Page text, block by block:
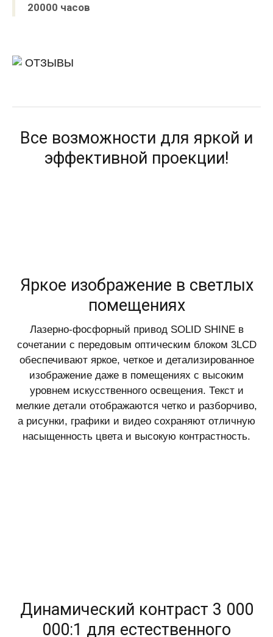
20000 часов
ОТЗЫВЫ
Все возможности для яркой и
эффективной проекции!
Яркое изображение в светлых
помещениях
Лазерно-фосфорный привод SOLID SHINE в
сочетании с передовым оптическим блоком 3LCD
обеспечивают яркое, четкое и детализированное
изображение даже в помещениях с высоким
уровнем искусственного освещения. Текст и
мелкие детали отображаются четко и разборчиво,
а рисунки, графики и видео сохраняют отличную
насыщенность цвета и высокую контрастность.
Динамический контраст 3 000
000:1 для естественного